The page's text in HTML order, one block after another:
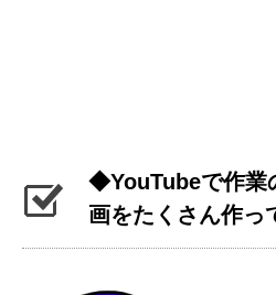
◆YouTubeで作業
画をたくさん作っ